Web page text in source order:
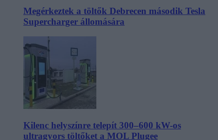
Megérkeztek a töltők Debrecen második Tesla
Supercharger állomására
Kilenc helyszínre telepít 300–600 kW-os
ultragyors töltőket a MOL Plugee